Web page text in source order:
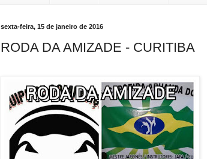
sexta-feira, 15 de janeiro de 2016
RODA DA AMIZADE - CURITIBA